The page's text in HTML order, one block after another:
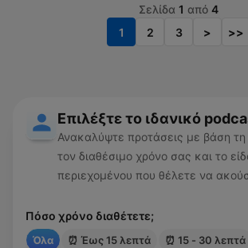
Σελίδα 1 από 4
1
2 3 > >>
Επιλέξτε το ιδανικό
Ανακαλύψτε προτάσεις με βάση τη
τον διαθέσιμο χρόνο σας και το
περιεχομένου που θέλετε να
Πόσο χρόνο διαθέτετε;
Όλα ⏰ Έως 15 λεπτά ⏰ 15 - 30 λεπτά